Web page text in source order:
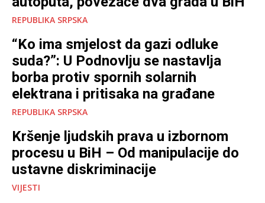
REPUBLIKA SRPSKA
“Ko ima smjelost da gazi odluke
suda?”: U Podnovlju se nastavlja
borba protiv spornih solarnih
elektrana i pritisaka na građane
REPUBLIKA SRPSKA
Kršenje ljudskih prava u izbornom
procesu u BiH – Od manipulacije do
ustavne diskriminacije
VIJESTI